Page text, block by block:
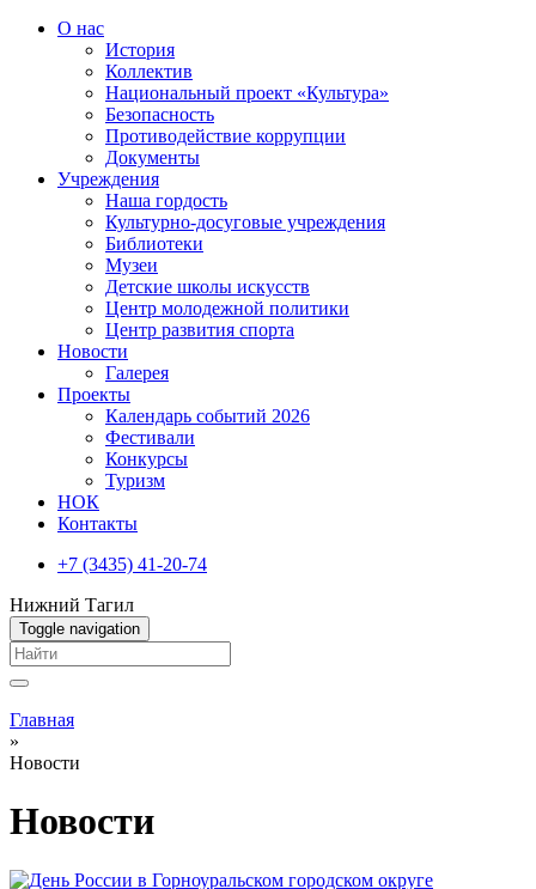
О нас
История
Коллектив
Национальный проект «Культура»
Безопасность
Противодействие коррупции
Документы
Учреждения
Наша гордость
Культурно-досуговые учреждения
Библиотеки
Музеи
Детские школы искусств
Центр молодежной политики
Центр развития спорта
Новости
Галерея
Проекты
Календарь событий 2026
Фестивали
Конкурсы
Туризм
НОК
Контакты
+7 (3435) 41-20-74
Нижний Тагил
Toggle navigation
Вы здесь
Главная
»
Новости
Новости